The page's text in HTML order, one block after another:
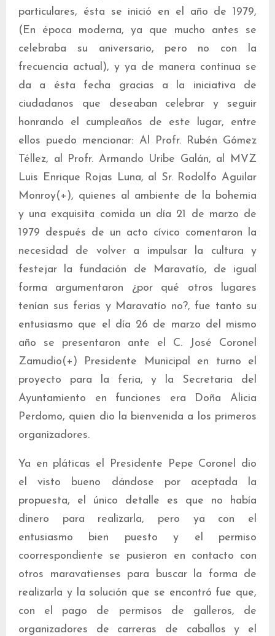
particulares, ésta se inició en el año de 1979,
(En época moderna, ya que mucho antes se
celebraba su aniversario, pero no con la
frecuencia actual), y ya de manera continua se
da a ésta fecha gracias a la iniciativa de
ciudadanos que deseaban celebrar y seguir
honrando el cumpleaños de este lugar, entre
ellos puedo mencionar: Al Profr. Rubén Gómez
Téllez, al Profr. Armando Uribe Galán, al MVZ
Luis Enrique Rojas Luna, al Sr. Rodolfo Aguilar
Monroy(+), quienes al ambiente de la bohemia
y una exquisita comida un día 21 de marzo de
1979 después de un acto cívico comentaron la
necesidad de volver a impulsar la cultura y
festejar la fundación de Maravatío, de igual
forma argumentaron ¿por qué otros lugares
tenían sus ferias y Maravatío no?, fue tanto su
entusiasmo que el día 26 de marzo del mismo
año se presentaron ante el C. José Coronel
Zamudio(+) Presidente Municipal en turno el
proyecto para la feria, y la Secretaria del
Ayuntamiento en funciones era Doña Alicia
Perdomo, quien dio la bienvenida a los primeros
organizadores.
Ya en pláticas el Presidente Pepe Coronel dio
el visto bueno dándose por aceptada la
propuesta, el único detalle es que no había
dinero para realizarla, pero ya con el
entusiasmo bien puesto y el permiso
coorrespondiente se pusieron en contacto con
otros maravatienses para buscar la forma de
realizarla y la solución que se encontró fue que,
con el pago de permisos de galleros, de
organizadores de carreras de caballos y el